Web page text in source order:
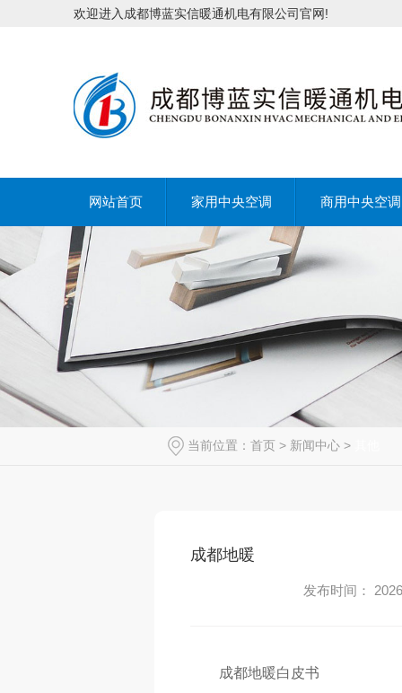
欢迎进入成都博蓝实信暖通机电有限公司官网!
网站首页 家用中央空调 商用中央空调
当前位置： 首页 > 新闻中心 >
成都地暖
发布时间：
成都地暖白皮书